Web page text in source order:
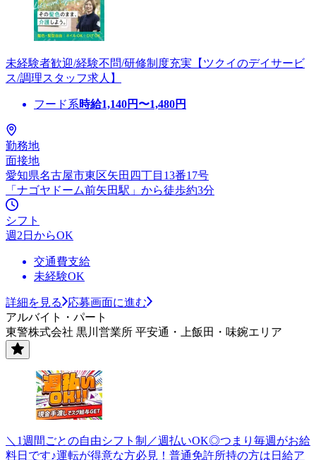
未経験者歓迎/経験不問/研修制度充実【ツクイのデイサービ
ス/調理スタッフ求人】
フード系時給1,140円〜1,480円
勤務地
面接地
愛知県名古屋市東区矢田四丁目13番17号
「ナゴヤドーム前矢田駅」から徒歩約3分
シフト
週2日からOK
交通費支給
未経験OK
詳細を見る
応募画面に進む
アルバイト・パート
東警株式会社 黒川営業所 平安通・上飯田・味鋺エリア
＼1週間ごとの自由シフト制／週払いOK◎つまり毎週がお給
料日です♪運転が得意な方必見！普通免許所持の方は日給ア